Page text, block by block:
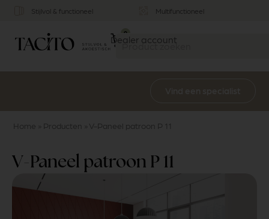
Stijlvol & functioneel Multifunctioneel
Dealer account
0
Home Producten V-Paneel patroon P 11
V-Paneel patroon P 11